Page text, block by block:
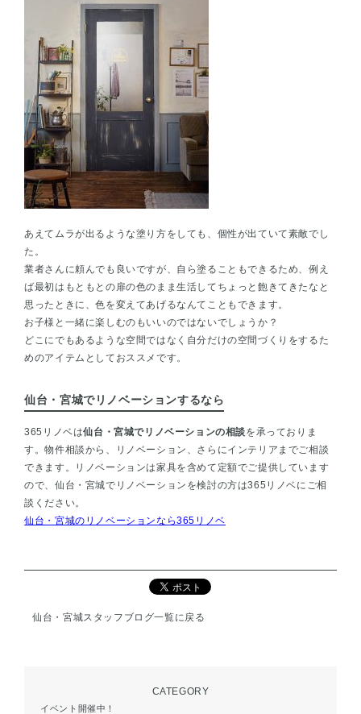
あえてムラが出るような塗り方をしても、個性が出ていて素敵でし
た。
業者さんに頼んでも良いですが、自ら塗ることもできるため、例え
ば最初はもともとの扉の色のまま生活してちょっと飽きてきたなと
思ったときに、色を変えてあげるなんてこともできます。
お子様と一緒に楽しむのもいいのではないでしょうか？
どこにでもあるような空間ではなく自分だけの空間づくりをするた
めのアイテムとしておススメです。
仙台・宮城でリノベーションするなら
365リノベは仙台・宮城でリノベーションの相談を承っておりま
す。物件相談から、リノベーション、さらにインテリアまでご相談
できます。リノベーションは家具を含めて定額でご提供しています
ので、仙台・宮城でリノベーションを検討の方は365リノベにご相
談ください。
仙台・宮城のリノベーションなら365リノベ
仙台・宮城スタッフブログ一覧に戻る
CATEGORY
イベント開催中！